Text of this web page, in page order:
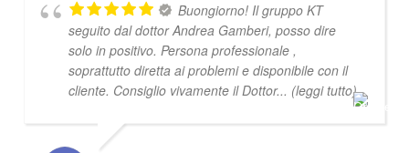
Buongiorno! Il gruppo KT
seguito dal dottor Andrea Gamberi, posso dire
solo in positivo. Persona professionale ,
soprattutto diretta ai problemi e disponibile con il
cliente. Consiglio vivamente il Dottor... (leggi tutto)